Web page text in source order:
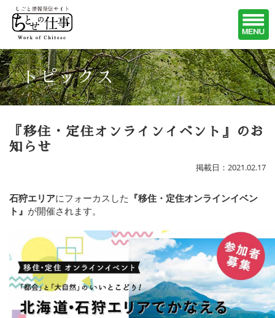
トピックス
『移住・定住オンラインイベント』のお
知らせ
掲載日：2021.02.17
石狩エリアにフォーカスした 『移住・定住オンラインイベン
ト』 が開催されます。